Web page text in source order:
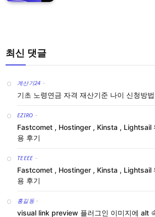
최신 댓글
계산기24 -
기초 노령연금 자격 재산기준 나이 신청방
EZIRO -
Fastcomet , Hostinger , Kinsta , Lightsail
용 후기
TEEEE -
Fastcomet , Hostinger , Kinsta , Lightsail
용 후기
홍길동 -
visual link preview 플러그인 이미지에 alt